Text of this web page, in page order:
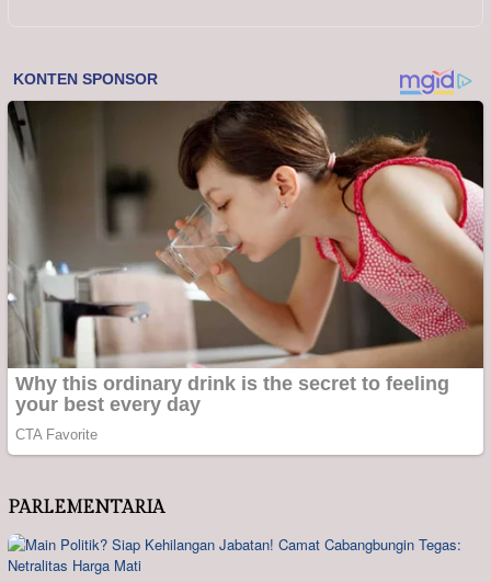
PARLEMENTARIA